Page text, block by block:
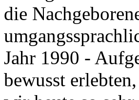
die
Jahr 1990 -
bewusst